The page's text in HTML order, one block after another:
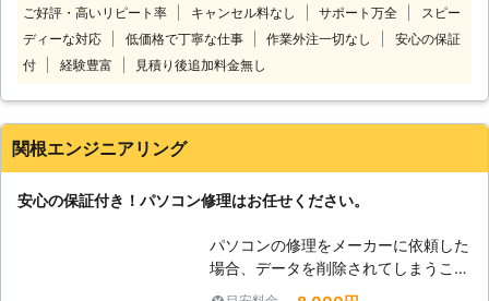
は、宅配専門のパソコン修理店です。
修理してほしいパソコンを送っていた
だければすぐに対応いたします。全国
離島でも問題ありません！安心してパ
やすい料金設定になっております。必
要な費用は「パソコンの発送料」＋
理完了後の「パソコン返却送料」は当
社が負担いたします！基本料金や診断
料金などは一切かかりません！低価格
ご好評・高いリピート率 キャンセル料なし サポート万全
スピー
ディーな対応
低価格で丁寧な仕事 作業外注一切なし
安心の保証
付
経験豊富 見積り後追加料金無し
関根エンジニアリング
安心の保証付き！パソコン修理はお任せください。
パソコンの修理をメーカーに依頼した
場合、データを削除されてしまうこと
がほとんどです。 また、保証期間が